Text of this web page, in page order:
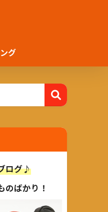
グ
ログ♪
ばかり！